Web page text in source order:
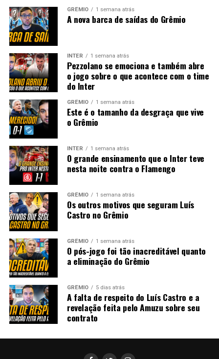
GRÊMIO 1 semana atrás
A nova barca de saídas do Grêmio
INTER 1 semana atrás
Pezzolano se emociona e também abre
o jogo sobre o que acontece com o time
do Inter
GRÊMIO 1 semana atrás
Este é o tamanho da desgraça que vive
o Grêmio
INTER 1 semana atrás
O grande ensinamento que o Inter teve
nesta noite contra o Flamengo
GRÊMIO 1 semana atrás
Os outros motivos que seguram Luís
Castro no Grêmio
GRÊMIO 1 semana atrás
O pós-jogo foi tão inacreditável quanto
a eliminação do Grêmio
GRÊMIO 5 dias atrás
A falta de respeito do Luís Castro e a
revelação feita pelo Amuzu sobre seu
contrato